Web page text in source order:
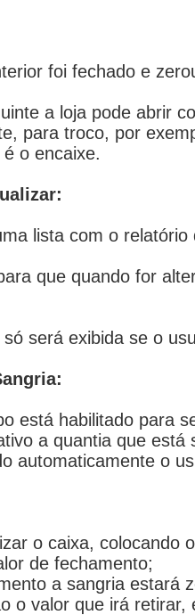
foi fechado e
a loja pode abrir
para troco, por
o encaixe.
lista com o
que quando for
só será exibida se o
está habilitado para
a quantia que
automaticamente o
o caixa, colocando
de fechamento;
a sangria estará
o valor que irá retirar,